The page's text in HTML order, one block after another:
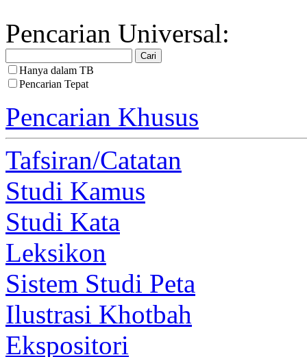
Pencarian Universal:
Hanya dalam TB
Pencarian Tepat
Pencarian Khusus
Tafsiran/Catatan
Studi Kamus
Studi Kata
Leksikon
Sistem Studi Peta
Ilustrasi Khotbah
Ekspositori